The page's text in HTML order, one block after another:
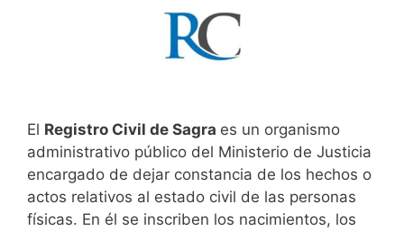
El Registro Civil de Sagra es un organismo
administrativo público del Ministerio de Justicia
encargado de dejar constancia de los hechos o
actos relativos al estado civil de las personas
físicas. En él se inscriben los nacimientos, los